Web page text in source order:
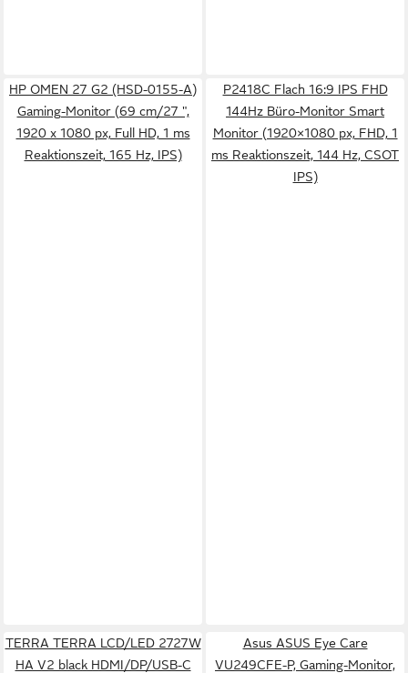
HP OMEN 27 G2 (HSD-0155-A)
Gaming-Monitor (69 cm/27 ",
1920 x 1080 px, Full HD, 1 ms
Reaktionszeit, 165 Hz, IPS)
P2418C Flach 16:9 IPS FHD
144Hz Büro-Monitor Smart
Monitor (1920×1080 px, FHD, 1
ms Reaktionszeit, 144 Hz, CSOT
IPS)
TERRA TERRA LCD/LED 2727W
HA V2 black HDMI/DP/USB-C
Asus ASUS Eye Care
VU249CFE-P, Gaming-Monitor,